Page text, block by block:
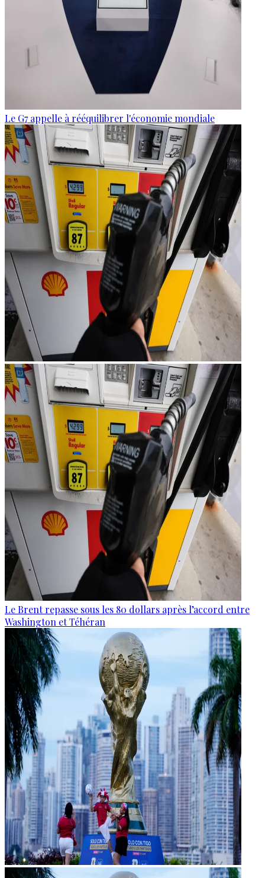
Le G7 appelle à rééquilibrer l'économie mondiale
Le Brent repasse sous les 80 dollars après l’accord entre
Washington et Téhéran